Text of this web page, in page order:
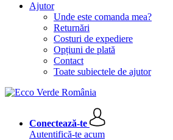
Ajutor
Unde este comanda mea?
Returnări
Costuri de expediere
Opțiuni de plată
Contact
Toate subiectele de ajutor
Conectează-te
Autentifică-te acum